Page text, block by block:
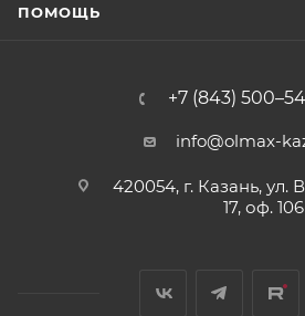
ПОМОЩЬ
+7 (843)
info@olmax-
420054, г. Казань, ул.
17, оф. 106